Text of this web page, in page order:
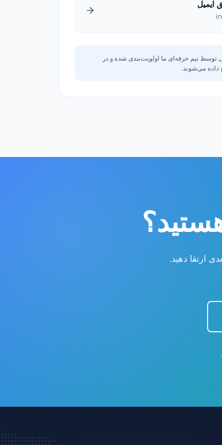
ایمیل
توسط تیم حرفه‌ای ما اولویت‌بندی شده و در
داده می‌شوند.
ارتقا دهید.